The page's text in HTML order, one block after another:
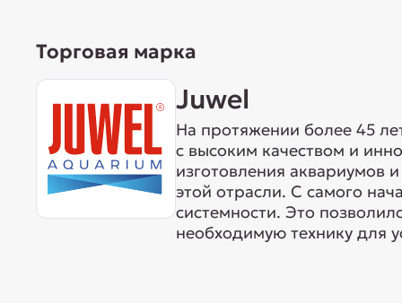
Торговая марка
Juwel
На протяжении более 45
с высоким качеством и
изготовления аквариумов
этой отрасли. С самого
системности. Это
необходимую технику для